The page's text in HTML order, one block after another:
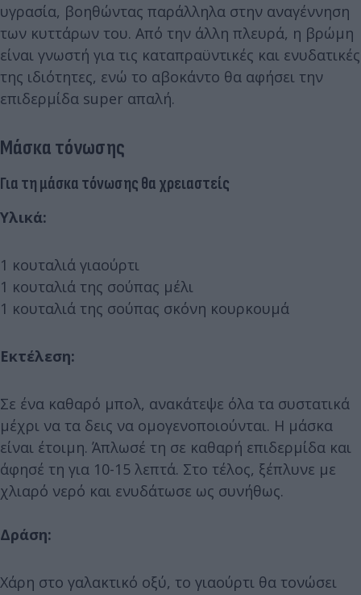
υγρασία, βοηθώντας παράλληλα στην αναγέννηση
των κυττάρων του. Από την άλλη πλευρά, η βρώμη
είναι γνωστή για τις καταπραϋντικές και ενυδατικές
της ιδιότητες, ενώ το αβοκάντο θα αφήσει την
επιδερμίδα super απαλή.
Μάσκα τόνωσης
Για τη μάσκα τόνωσης θα χρειαστείς
Υλικά:
1 κουταλιά γιαούρτι
1 κουταλιά της σούπας μέλι
1 κουταλιά της σούπας σκόνη κουρκουμά
Εκτέλεση:
Σε ένα καθαρό μπολ, ανακάτεψε όλα τα συστατικά
μέχρι να τα δεις να ομογενοποιούνται. Η μάσκα
είναι έτοιμη. Άπλωσέ τη σε καθαρή επιδερμίδα και
άφησέ τη για 10-15 λεπτά. Στο τέλος, ξέπλυνε με
χλιαρό νερό και ενυδάτωσε ως συνήθως.
Δράση:
Χάρη στο γαλακτικό οξύ, το γιαούρτι θα τονώσει